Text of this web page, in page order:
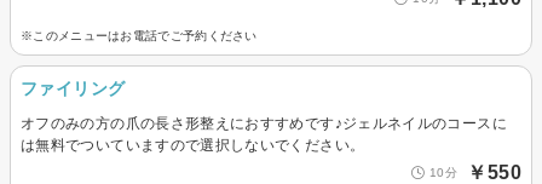
※このメニューはお電話でご予約ください
ファイリング
オフのみの方の爪の長さ形整えにおすすめです♪ジェルネイルのコースに
は無料でついていますので選択しないでください。
10分 ￥550